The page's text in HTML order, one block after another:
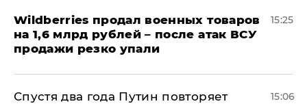
​Wildberries продал военных товаров
на 1,6 млрд рублей – после атак ВСУ
продажи резко упали
15:25
Спустя два года Путин повторяет
15:06